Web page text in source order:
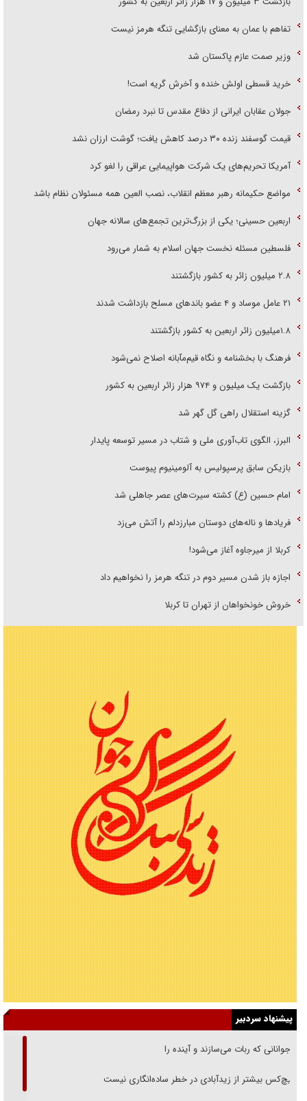
تفاهم با عمان به معنای بازگشایی تنگه هرمز نیست
وزیر صمت عازم پاکستان شد
خرید قسطی اولش خنده و آخرش گریه است!
جولان عقابان ایرانی از دفاع مقدس تا نبرد رمضان
قیمت گوسفند زنده ۳۰ درصد کاهش یافت؛ گوشت ارزان نشد
آمریکا تحریم‌های یک شرکت هواپیمایی عراقی را لغو کرد
مواضع حکیمانه رهبر معظم انقلاب، نصب العین همه مسئولان نظام باشد
اربعین حسینی؛ یکی از بزرگ‌ترین تجمع‌های سالانه جهان
فلسطین مسئله نخست جهان اسلام به شمار می‌رود
۲.۸ میلیون زائر به کشور بازگشتند
۲۱ عامل موساد و ۴ عضو باند‌های مسلح بازداشت شدند
۱.۸میلیون زائر اربعین به کشور بازگشتند
فرهنگ با بخشنامه و نگاه قیم‌مآبانه اصلاح نمی‌شود
بازگشت یک میلیون و ۹۷۴ هزار زائر اربعین به کشور
گزینه استقلال راهی گل گهر شد
البرز، الگوی تاب‌آوری ملی و شتاب در مسیر توسعه پایدار
بازیکن سابق پرسپولیس به آلومینیوم پیوست
امام حسین (ع) کشته سیرت‌های عصر جاهلی شد
فریاد‌ها و ناله‌های دوستان مبارزدلم را آتش می‌زد
کربلا از میرجاوه آغاز می‌شود!
اجازه باز شدن مسیر دوم در تنگه هرمز را نخواهیم داد
خروش خونخواهان از تهران تا کربلا
پیشنهاد سردبیر
نوجوانانی که ربات می‌سازند و آینده را
هیچ‌کس بیشتر از زیدآبادی در خطر ساده‌انگاری نیست